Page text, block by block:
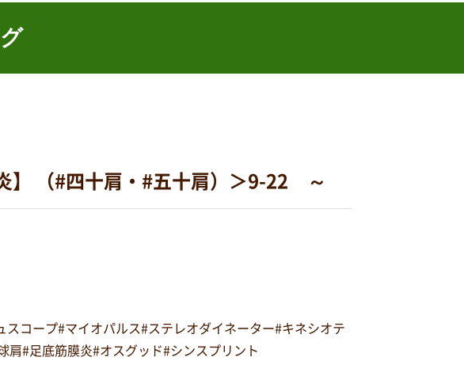
（#四十肩・#五十肩）＞9-22 ～
コープ#マイオパルス#ステレオダイネーター#キネシオテ
肩#足底筋膜炎#オスグッド#シンスプリント